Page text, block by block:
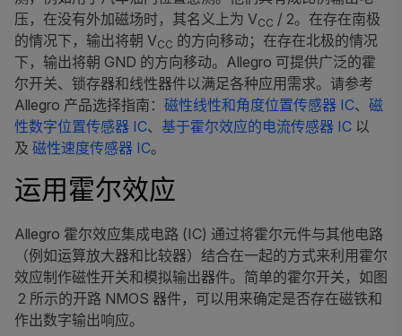
压，在没有外加磁场时，其名义上为 VCC / 2。在存在南极
的情况下，输出将朝 VCC 的方向移动；在存在北极的情况
下，输出将朝 GND 的方向移动。Allegro 可提供广泛的霍
尔开关、锁存器和线性器件以满足各种应用需求。请参考
Allegro 产品选择指南： 磁性线性和角度位置传感器 IC、 磁
性数字位置传感器 IC、 基于霍尔效应的电流传感器 IC 以
及 磁性速度传感器 IC。
运用霍尔效应
Allegro 霍尔效应集成电路 (IC) 通过将霍尔元件与其他电路
（例如运算放大器和比较器）结合在一起的方式来利用霍尔
效应制作磁性开关和模拟输出器件。简单的霍尔开关，如图
2 所示的开路 NMOS 器件，可以用来确定是否存在磁铁和
作出数字输出响应。